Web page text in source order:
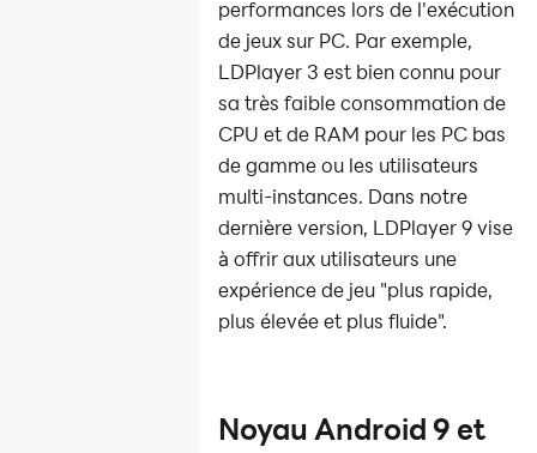
performances lors de l'exécution
de jeux sur PC. Par exemple,
LDPlayer 3 est bien connu pour
sa très faible consommation de
CPU et de RAM pour les PC bas
de gamme ou les utilisateurs
multi-instances. Dans notre
dernière version, LDPlayer 9 vise
à offrir aux utilisateurs une
expérience de jeu "plus rapide,
plus élevée et plus fluide".
Noyau Android 9 et